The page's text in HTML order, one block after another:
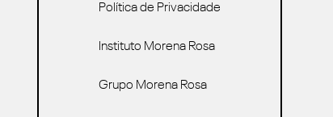
Política de Privacidade
Instituto Morena Rosa
Grupo Morena Rosa